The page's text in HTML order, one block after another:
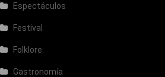
Espectáculos
Festival
Folklore
Gastronomía